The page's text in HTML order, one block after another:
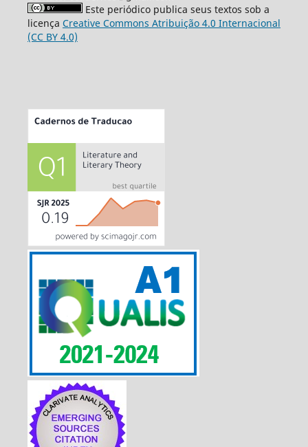
Este periódico publica seus textos sob a
licença Creative Commons Atribuição 4.0 Internacional
(CC BY 4.0)